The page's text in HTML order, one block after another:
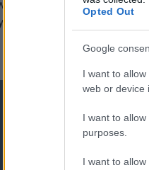
Opted Out
Google
I want to
web or device
I want to
purposes.
I want to
szerint az incidens
előfizetője számára az